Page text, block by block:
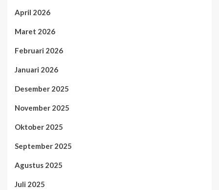
April 2026
Maret 2026
Februari 2026
Januari 2026
Desember 2025
November 2025
Oktober 2025
September 2025
Agustus 2025
Juli 2025